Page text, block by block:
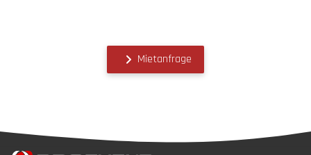
Mietanfrage